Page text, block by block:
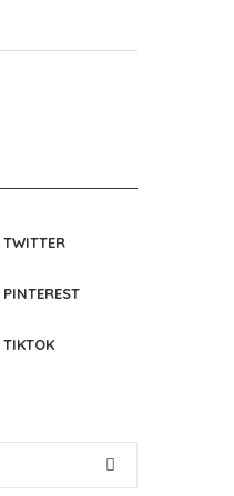
TWITTER
PINTEREST
TIKTOK